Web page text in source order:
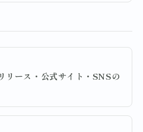
リース・公式サイト・SNSの